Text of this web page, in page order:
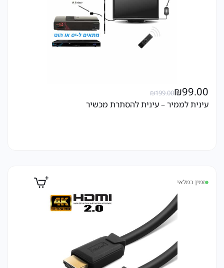
₪199.00₪99.00
עינית לממיר – עינית להסתרת מכשיר
זמין במלאי